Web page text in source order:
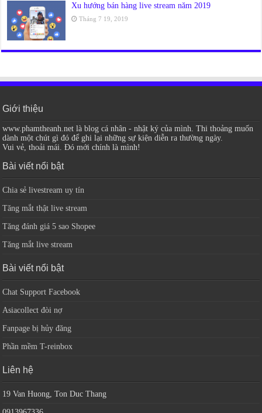
Xu hướng bán hàng live stream năm 2019
Tháng 7 19, 2019
Giới thiệu
www.phamtheanh.net là blog cá nhân - nhật ký của mình. Thi thoảng muốn
dành một chút gì đó để ghi lại những sự kiện diễn ra thường ngày.
Vui vẻ, thoải mái. Đó mới chính là mình!
Bài viết nổi bật
Chia sẻ livestream uy tín
Tăng mắt thật live stream
Tăng đánh giá 5 sao Shopee
Tăng mắt live stream
Bài viết nổi bật
Chat Support Facebook
Asiacollect đòi nợ
Fanpage bị hủy đăng
Phần mềm T-reinbox
Liên hệ
19 Van Huong, Ton Duc Thang